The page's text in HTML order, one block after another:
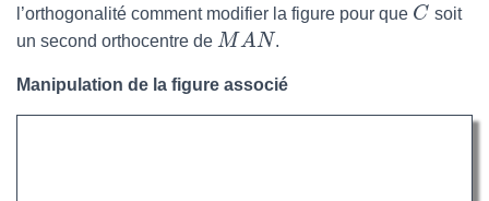
l’orthogonalité comment modifier la figure pour que C soit
un second orthocentre de MAN.
Manipulation de la figure associé